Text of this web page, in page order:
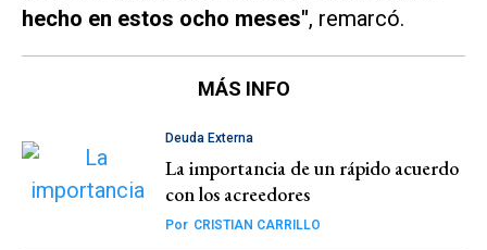
hecho en estos ocho meses", remarcó.
MÁS INFO
Deuda Externa
La importancia de un rápido acuerdo
con los acreedores
Por CRISTIAN CARRILLO